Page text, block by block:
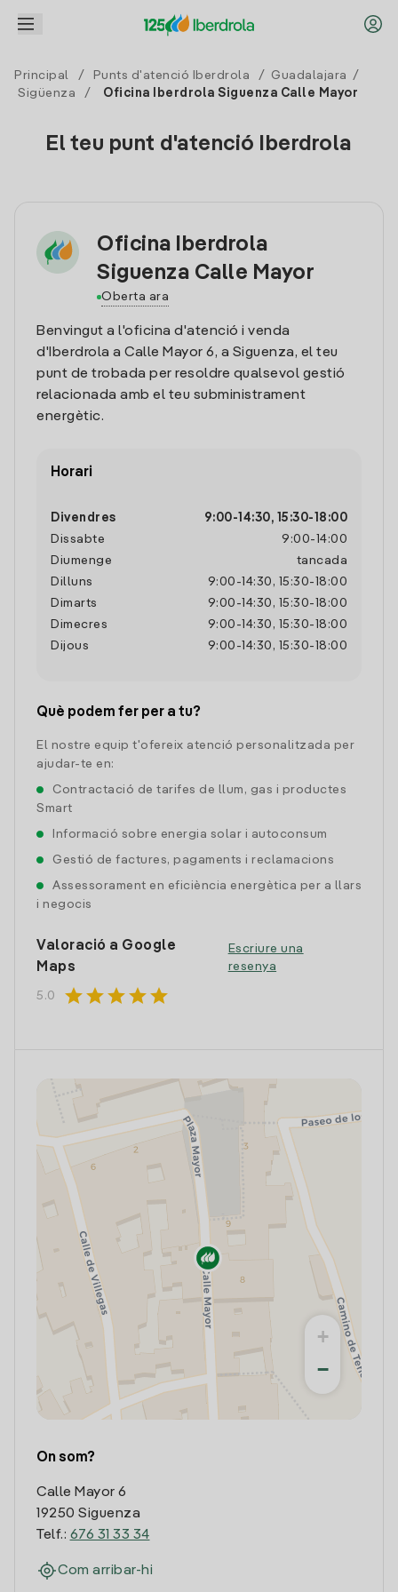
Principal / Punts d'atenció Iberdrola / Guadalajara
/
Sigüenza
/ Oficina Iberdrola Siguenza Calle Mayor
El teu punt d'atenció Iberdrola
Oficina Iberdrola
Siguenza Calle Mayor
Oberta ara
Benvingut a l'oficina d'atenció i venda
d'Iberdrola a Calle Mayor 6, a Siguenza, el teu
punt de trobada per resoldre qualsevol gestió
relacionada amb el teu subministrament
energètic.
Horari
Divendres 9:00- 14:30, 15:30- 18:00
Dissabte
9:00- 14:00
Diumenge
tancada
Dilluns
9:00 - 14:30 , 15:30- 18:00
Dimarts
9:00 - 14:30 , 15:30- 18:00
Dimecres
9:00 - 14:30 , 15:30- 18:00
Dijous
9:00 - 14:30 , 15:30- 18:00
Què podem fer per a tu?
El nostre equip t'ofereix atenció personalitzada per
ajudar-te en:
Contractació de tarifes de llum, gas i productes
Smart
Informació sobre energia solar i autoconsum
Gestió de factures, pagaments i reclamacions
Assessorament en eficiència energètica per a llars
i negocis
Valoració a Google
Maps
5.0 starstarstarstarstar
Escriure una
resenya
+
−
On som?
Calle Mayor 6
19250 Siguenza
Telf.: 676 31 33 34
Com arribar-hi